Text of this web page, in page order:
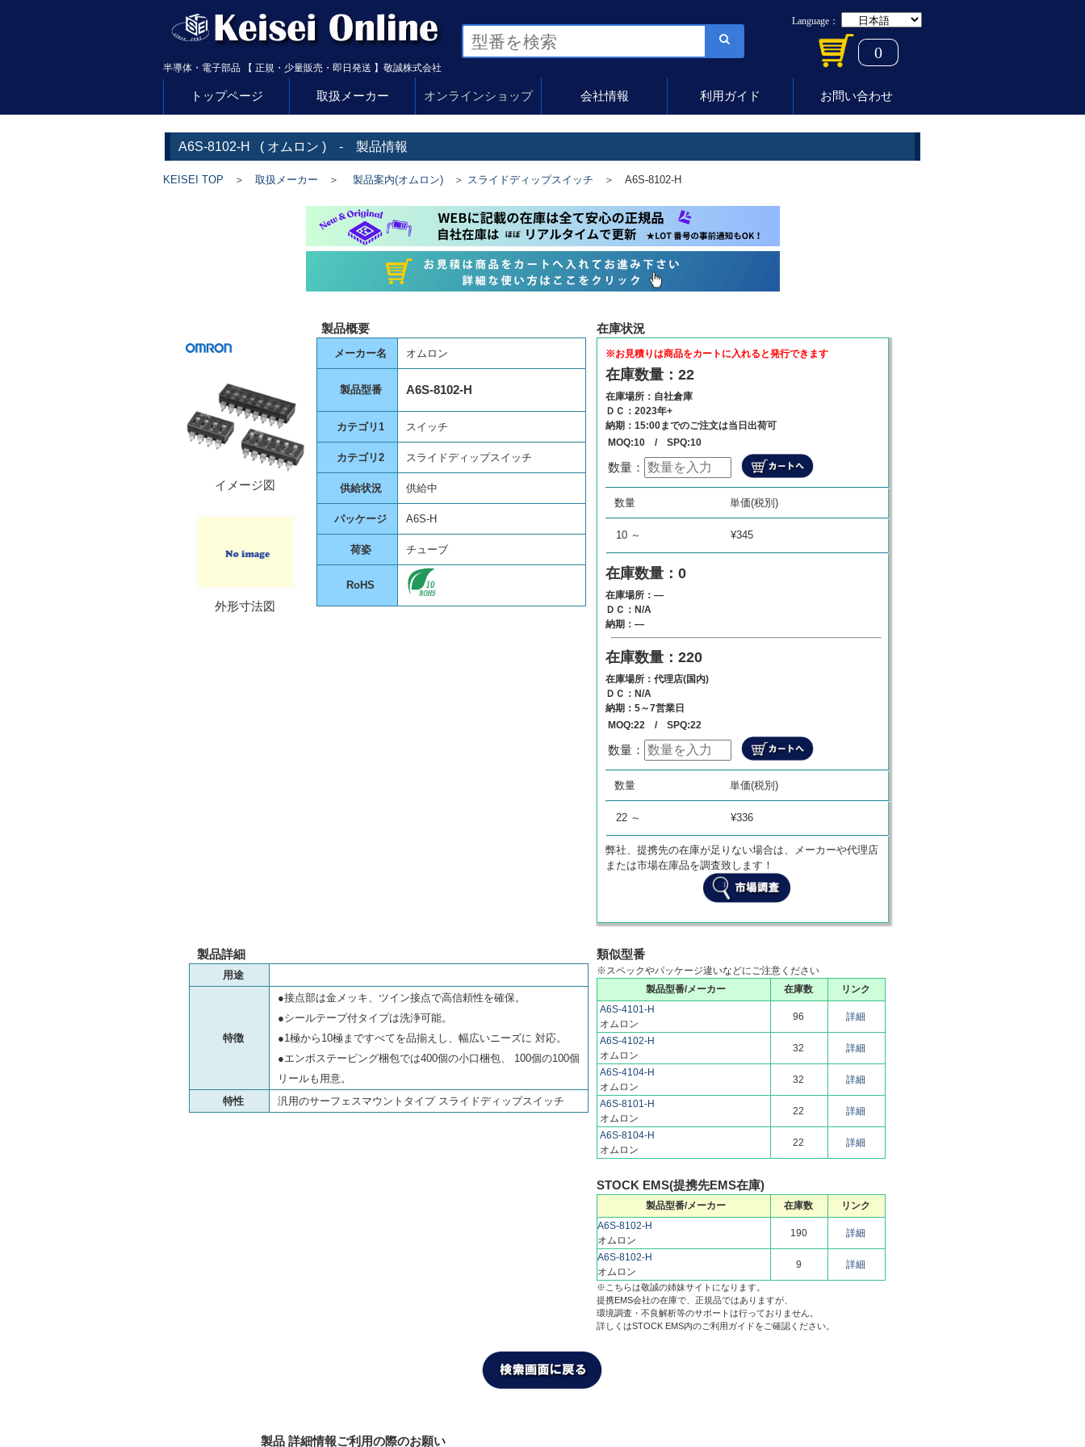
半導体・電子部品 【 正規・少量販売・即日発送 】敬誠株式会社
Language：
0
トップページ 取扱メーカー オンラインショップ 会社情報 利用ガイド お問い合わせ
A6S-8102-H ( オムロン ) - 製品情報
KEISEI TOP ＞ 取扱メーカー ＞ 製品案内(オムロン) ＞ スライドディップスイッチ ＞ A6S-8102-H
イメージ図
外形寸法図
製品概要
メーカー名 オムロン
製品型番 A6S-8102-H
カテゴリ1 スイッチ
カテゴリ2 スライドディップスイッチ
供給状況 供給中
パッケージ A6S-H
荷姿 チューブ
RoHS
在庫状況
※お見積りは商品をカートに入れると発行できます
在庫数量：22
在庫場所：自社倉庫
ＤＣ：2023年+
納期：15:00までのご注文は当日出荷可
MOQ:10 / SPQ:10
数量：
数量 単価 商品代金
0
数量 単価(税別)
10 ～ ¥345
在庫数量：0
在庫場所：―
ＤＣ：N/A
納期：―
在庫数量：220
在庫場所：代理店(国内)
ＤＣ：N/A
納期：5～7営業日
MOQ:22 / SPQ:22
数量：
数量 単価 商品代金
0
数量 単価(税別)
22 ～ ¥336
弊社、提携先の在庫が足りない場合は、メーカーや代理店
または市場在庫品を調査致します！
製品詳細
用途
特徴
●接点部は金メッキ、ツイン接点で高信頼性を確保。
●シールテープ付タイプは洗浄可能。
●1極から10極まですべてを品揃えし、幅広いニーズに 対応。
●エンボステーピング梱包では400個の小口梱包、 100個の100個
リールも用意。
特性
汎用のサーフェスマウントタイプ スライドディップスイッチ
類似型番
※スペックやパッケージ違いなどにご注意ください
製品型番/メーカー
在庫数
リンク
A6S-4101-H
オムロン
96 詳細
A6S-4102-H
オムロン
32 詳細
A6S-4104-H
オムロン
32 詳細
A6S-8101-H
オムロン
22 詳細
A6S-8104-H
オムロン
22 詳細
STOCK EMS(提携先EMS在庫)
製品型番/メーカー 在庫数
リンク
A6S-8102-H
オムロン
190 詳細
A6S-8102-H
オムロン
9 詳細
※こちらは敬誠の姉妹サイトになります。
提携EMS会社の在庫で、正規品ではありますが、
環境調査・不良解析等のサポートは行っておりません。
詳しくはSTOCK EMS内のご利用ガイドをご確認ください。
製品 詳細情報ご利用の際のお願い